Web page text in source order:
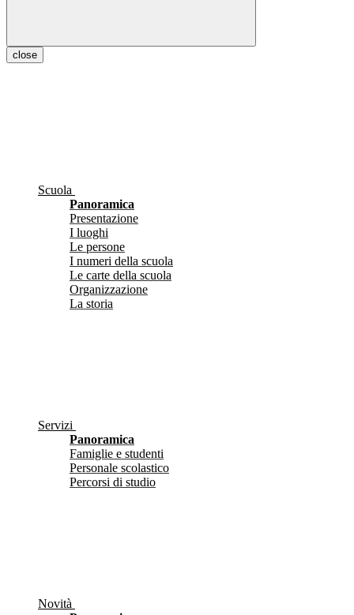
close
Scuola
Panoramica
Presentazione
I luoghi
Le persone
I numeri della scuola
Le carte della scuola
Organizzazione
La storia
Servizi
Panoramica
Famiglie e studenti
Personale scolastico
Percorsi di studio
Novità